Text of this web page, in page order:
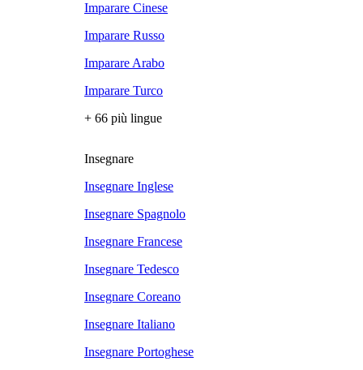
Imparare Cinese
Imparare Russo
Imparare Arabo
Imparare Turco
+ 66 più lingue
Insegnare
Insegnare Inglese
Insegnare Spagnolo
Insegnare Francese
Insegnare Tedesco
Insegnare Coreano
Insegnare Italiano
Insegnare Portoghese